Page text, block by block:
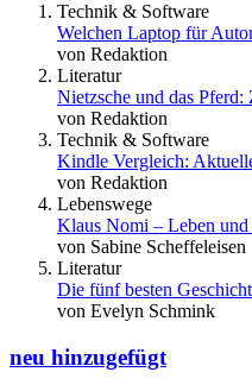
Technik & Software
Welchen Laptop für
von Redaktion
Literatur
Nietzsche und das
von Redaktion
Technik & Software
Kindle Vergleich:
von Redaktion
Lebenswege
Klaus Nomi – Leben
von Sabine Scheffeleisen
Literatur
Die fünf besten
von Evelyn Schmink
neu hinzugefügt